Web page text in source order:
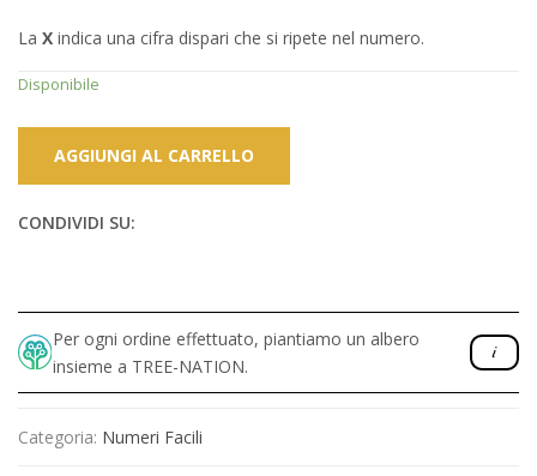
La X indica una cifra dispari che si ripete nel numero.
Disponibile
AGGIUNGI AL CARRELLO
CONDIVIDI SU:
Per ogni ordine effettuato, piantiamo un albero
insieme a TREE-NATION.
Categoria: Numeri Facili